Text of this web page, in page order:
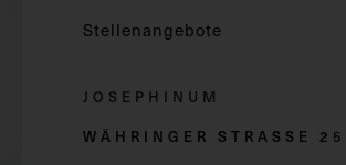
Stellenangebote
JOSEPHINUM
WÄHRINGER STRASSE 2 5